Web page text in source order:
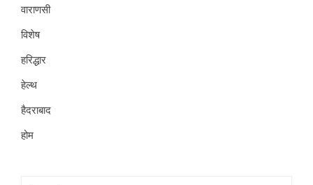
वाराणसी
विशेष
हरिद्धार
हेल्थ
हैदराबाद
होम